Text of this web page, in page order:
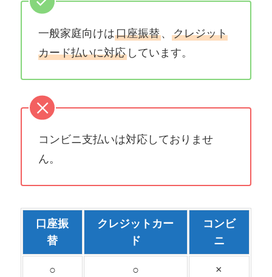
一般家庭向けは口座振替、 クレジット
カード払いに対応しています。
コンビニ支払いは対応しておりませ
ん。
口座振
替
クレジットカー
ド
コンビ
ニ
○ ○ ×